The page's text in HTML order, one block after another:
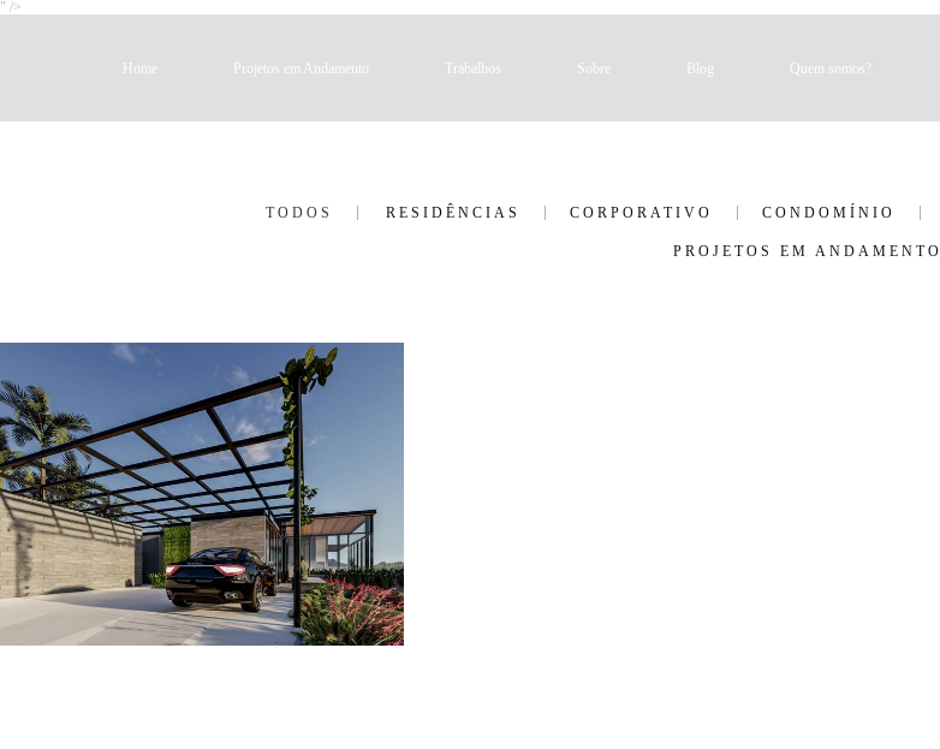
" />
Home Projetos em Andamento Trabalhos Sobre Blog Quem somos?
TODOS RESIDÊNCIAS CORPORATIVO CONDOMÍNIO
PROJETOS EM ANDAMENTO
0